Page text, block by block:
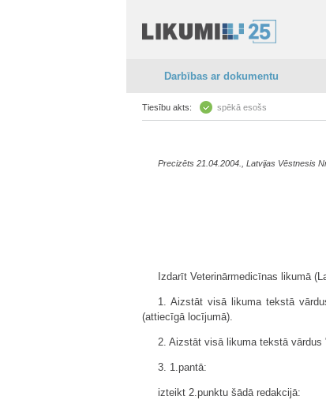
Darbības ar dokumentu
Tiesību akts: spēkā esošs
Precizēts 21.04.2004., Latvijas Vēstnesis
Izdarīt Veterinārmedicīnas likumā
1. Aizstāt visā likuma tekstā
(attiecīgā locījumā).
2. Aizstāt visā likuma tekstā
3. 1.pantā:
izteikt 2.punktu šādā redakcijā: